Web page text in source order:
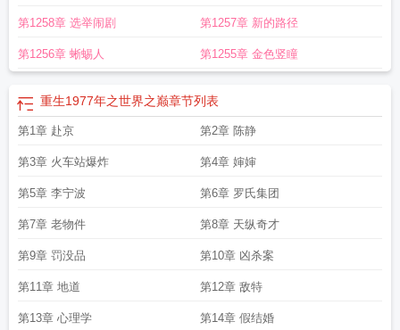
第1258章 选举闹剧 第1257章 新的路径
第1256章 蜥蜴人 第1255章 金色竖瞳
重生1977年之世界之巅章节列表
第1章 赴京 第2章 陈静
第3章 火车站爆炸 第4章 婶婶
第5章 李宁波 第6章 罗氏集团
第7章 老物件 第8章 天纵奇才
第9章 罚没品 第10章 凶杀案
第11章 地道 第12章 敌特
第13章 心理学 第14章 假结婚